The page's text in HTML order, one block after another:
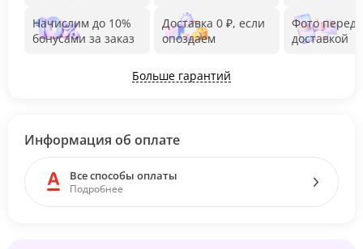
Начислим до 10%
бонусами за заказ
Доставка 0 ₽, если
опоздаем
Фото перед
доставкой
Больше гарантий
Информация об оплате
Все способы оплаты
Подробнее